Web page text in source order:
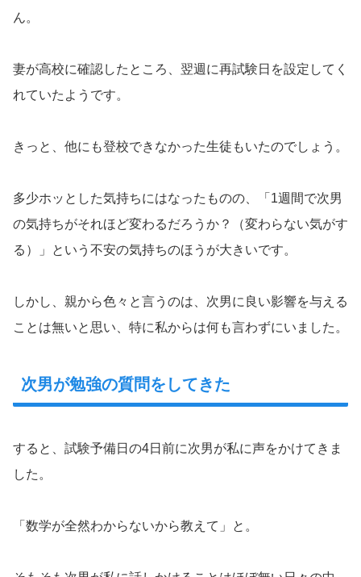
ん。
妻が高校に確認したところ、翌週に再試験日を設定してく
れていたようです。
きっと、他にも登校できなかった生徒もいたのでしょう。
多少ホッとした気持ちにはなったものの、「1週間で次男
の気持ちがそれほど変わるだろうか？（変わらない気がす
る）」という不安の気持ちのほうが大きいです。
しかし、親から色々と言うのは、次男に良い影響を与える
ことは無いと思い、特に私からは何も言わずにいました。
次男が勉強の質問をしてきた
すると、試験予備日の4日前に次男が私に声をかけてきま
した。
「数学が全然わからないから教えて」と。